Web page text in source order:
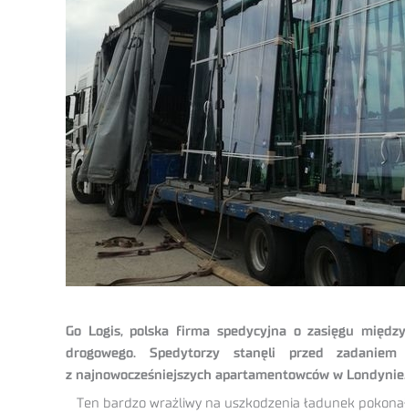
Go Logis, polska firma spedycyjna o zasięgu
drogowego. Spedytorzy stanęli przed
z najnowocześniejszych apartamentowców w
Ten bardzo wrażliwy na uszkodzenia ładunek